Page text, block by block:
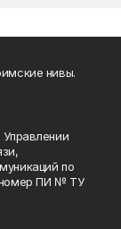
нивы.
Управлении
по
номер ПИ № ТУ